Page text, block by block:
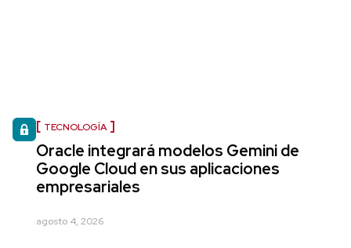
TECNOLOGÍA
Oracle integrará modelos Gemini de
Google Cloud en sus aplicaciones
empresariales
agosto 4, 2026